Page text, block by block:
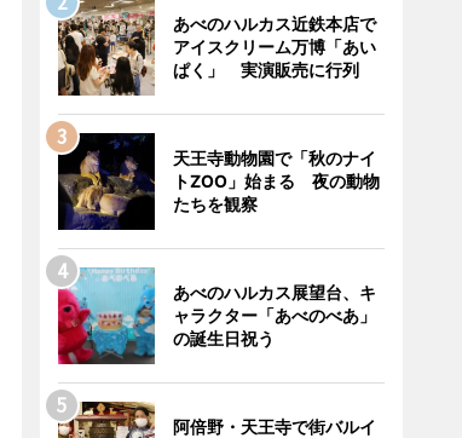
あべのハルカス近鉄本店で
アイスクリーム万博「あい
ぱく」 実演販売に行列
天王寺動物園で「秋のナイ
トZOO」始まる 夜の動物
たちを観察
あべのハルカス展望台、キ
ャラクター「あべのべあ」
の誕生日祝う
阿倍野・天王寺で街バルイ